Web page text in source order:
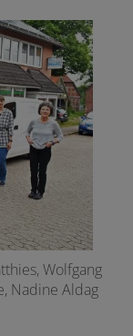
Wolfgang
Nadine Aldag